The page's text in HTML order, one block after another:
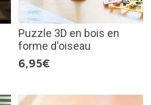
Puzzle 3D en bois en
forme d'oiseau
6,95€